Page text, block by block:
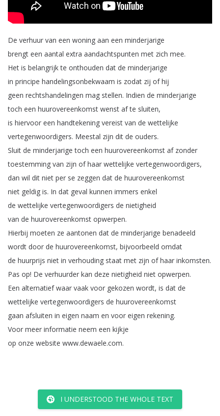
De verhuur van een woning aan een minderjarige
brengt een aantal extra aandachtspunten met zich mee.
Het is belangrijk te onthouden dat de minderjarige
in principe handelingsonbekwaam is zodat zij of hij
geen rechtshandelingen mag stellen. Indien de minderjarige
toch een huurovereenkomst wenst af te sluiten,
is hiervoor een handtekening vereist van de wettelijke
vertegenwoordigers. Meestal zijn dit de ouders.
Sluit de minderjarige toch een huurovereenkomst af zonder
toestemming van zijn of haar wettelijke vertegenwoordigers,
dan wil dit niet per se zeggen dat de huurovereenkomst
niet geldig is. In dat geval kunnen immers enkel
de wettelijke vertegenwoordigers de nietigheid
van de huurovereenkomst opwerpen.
Hierbij moeten ze aantonen dat de minderjarige benadeeld
wordt door de huurovereenkomst, bijvoorbeeld omdat
de huurprijs niet in verhouding staat met zijn of haar inkomsten.
Pas op! De verhuurder kan deze nietigheid niet opwerpen.
Een alternatief waar vaak voor gekozen wordt, is dat de
wettelijke vertegenwoordigers de huurovereenkomst
gaan afsluiten in eigen naam en voor eigen rekening.
Voor meer informatie neem een kijkje
op onze website www.dewaele.com.
I UNDERSTOOD THE WHOLE TEXT